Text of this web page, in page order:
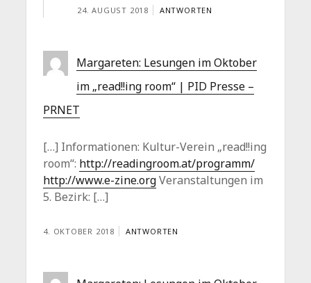
24. AUGUST 2018 ANTWORTEN
Margareten: Lesungen im Oktober
im „read!!ing room“ | PID Presse –
PRNET
[…] Informationen: Kultur-Verein „read!!ing
room“: http://readingroom.at/programm/
http://www.e-zine.orgVeranstaltungen im
5. Bezirk: […]
4. OKTOBER 2018 ANTWORTEN